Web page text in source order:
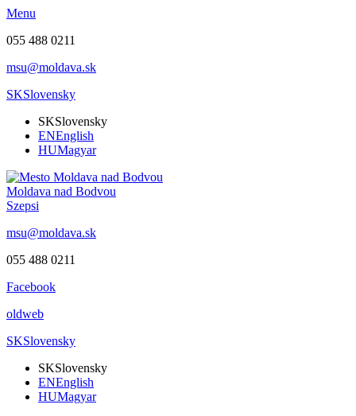
Menu
055 488 0211
msu@moldava.sk
SKSlovensky
SKSlovensky
ENEnglish
HUMagyar
Moldava nad Bodvou
Szepsi
msu@moldava.sk
055 488 0211
Facebook
oldweb
SKSlovensky
SKSlovensky
ENEnglish
HUMagyar